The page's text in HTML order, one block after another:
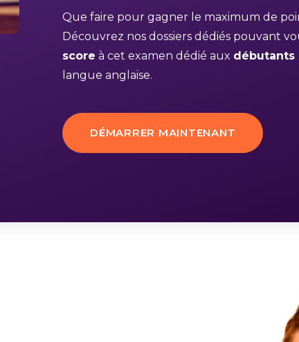
Que faire pour gagner le maximum de
Découvrez nos dossiers dédiés pouvant
score à cet examen dédié aux débutants
langue anglaise.
DÉMARRER MAINTENANT